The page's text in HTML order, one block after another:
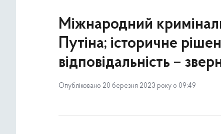
Міжнародний
Путіна; історичне
відповідальність –
Опубліковано 20 березня 2023 року о 09:49